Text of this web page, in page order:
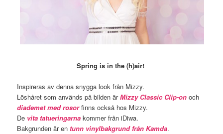
Spring is in the (h)air!
Inspireras av denna snygga look från Mizzy.
Löshåret som används på bilden ärMizzy Classic Clip-on och
diademet med rosorfinns också hos Mizzy.
De vita tatueringarna kommer från iDiwa.
Bakgrunden är en tunn vinylbakgrund från Kamda.